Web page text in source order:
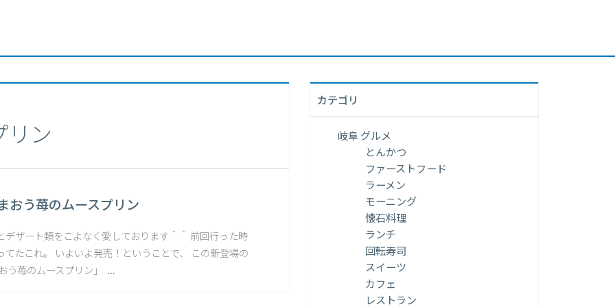
リン
おう苺のムースプリン
デザート類をこよなく愛しております＾＾ 前回行った時
てたこれ。 いよいよ発売！ということで、 この新登場の
う苺のムースプリン」 …
カテゴリ
岐阜 グルメ
とんかつ
ファーストフード
ラーメン
モーニング
懐石料理
ランチ
回転寿司
スイーツ
カフェ
レストラン